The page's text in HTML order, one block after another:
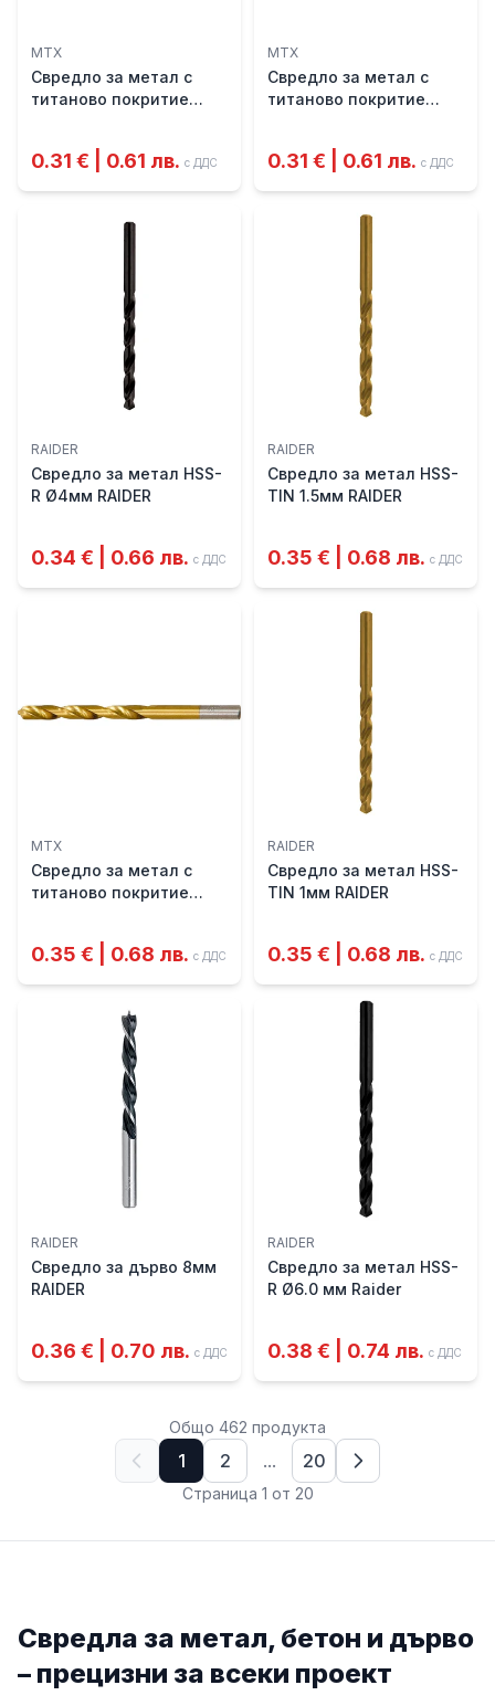
MTX
Свредло за метал с
титаново покритие
0.31 € | 0.61 лв. с ДДС
MTX
Свредло за метал с
титаново покритие
0.31 € | 0.61 лв. с ДДС
RAIDER
Свредло за метал HSS-
R Ø4мм RAIDER
0.34 € | 0.66 лв. с ДДС
RAIDER
Свредло за метал HSS-
TIN 1.5мм RAIDER
0.35 € | 0.68 лв. с ДДС
MTX
Свредло за метал с
титаново покритие
0.35 € | 0.68 лв. с ДДС
RAIDER
Свредло за метал HSS-
TIN 1мм RAIDER
0.35 € | 0.68 лв. с ДДС
RAIDER
Свредло за дърво 8мм
RAIDER
0.36 € | 0.70 лв. с ДДС
RAIDER
Свредло за метал HSS-
R Ø6.0 мм Raider
0.38 € | 0.74 лв. с ДДС
Общо 462 продукта
1 2 ... 20
Страница 1 от 20
Свредла за метал, бетон и дърво
– прецизни за всеки проект